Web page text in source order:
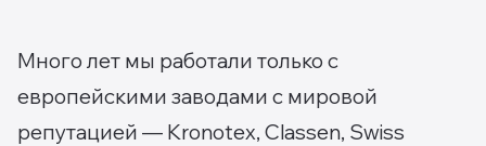
Много лет мы работали только с
европейскими заводами с мировой
репутацией — Kronotex, Classen, Swiss